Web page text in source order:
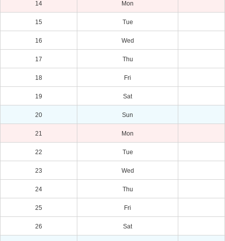
14 Mon
15 Tue
16 Wed
17 Thu
18 Fri
19 Sat
20 Sun
21 Mon
22 Tue
23 Wed
24 Thu
25 Fri
26 Sat